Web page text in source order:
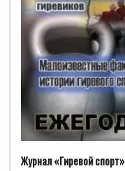
Журнал «Гиревой спорт»